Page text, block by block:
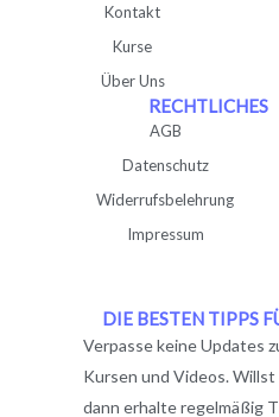
Kontakt
Kurse
Über Uns
RECHTLICHES
AGB
Datenschutz
Widerrufsbelehrung
Impressum
DIE BESTEN TIPPS
Verpasse keine Updates
Kursen und Videos.
dann erhalte regelmäßig